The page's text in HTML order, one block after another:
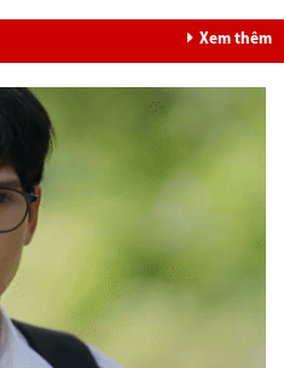
Xem thêm